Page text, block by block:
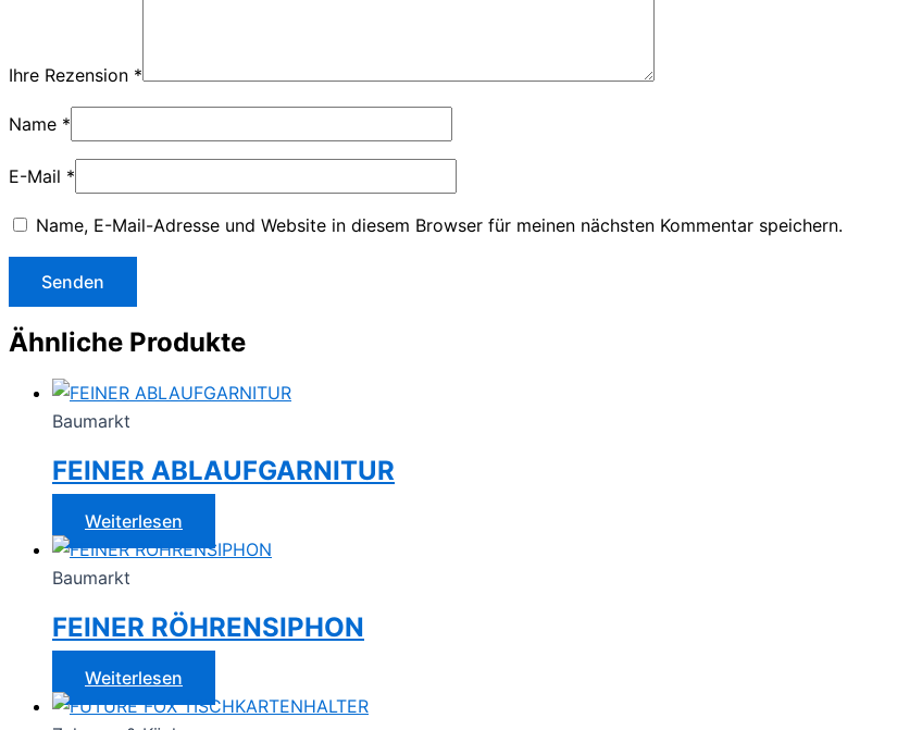
Ihre Rezension *
Name *
E-Mail *
Name, E-Mail-Adresse und Website in diesem Browser für meinen nächsten Kommentar speichern.
Ähnliche Produkte
Baumarkt
FEINER ABLAUFGARNITUR
Weiterlesen
Baumarkt
FEINER RÖHRENSIPHON
Weiterlesen